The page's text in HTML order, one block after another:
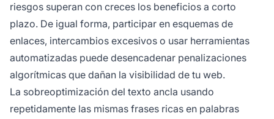
riesgos superan con creces los beneficios a corto
plazo. De igual forma, participar en esquemas de
enlaces, intercambios excesivos o usar herramientas
automatizadas puede desencadenar penalizaciones
algorítmicas que dañan la visibilidad de tu web.
La sobreoptimización del texto ancla usando
repetidamente las mismas frases ricas en palabras